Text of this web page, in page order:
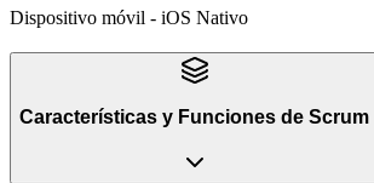
Dispositivo móvil - iOS Nativo
Características y Funciones de Scrum